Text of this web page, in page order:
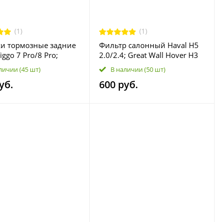
(1)
тормозные задние
7 Pro/8 Pro;
204002032AA
(45 шт)
(1)
Фильтр салонный Haval H5
2.0/2.4; Great Wall Hover H3
2.0/2.4, H5 2.0/2.4
8104400K12
В наличии(50 шт)
600 руб.